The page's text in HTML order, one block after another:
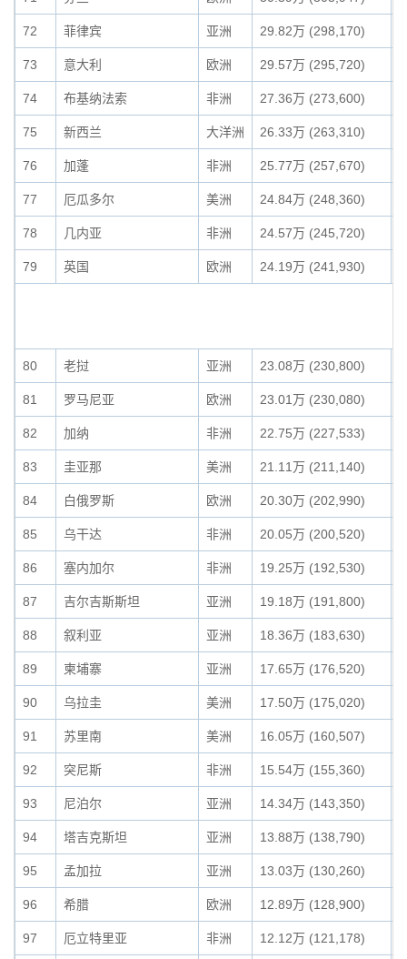
72 菲律宾 亚洲 29.82万 (298,170)
73 意大利 欧洲 29.57万 (295,720)
74 布基纳法索 非洲 27.36万 (273,600)
75 新西兰 大洋洲 26.33万 (263,310)
76 加蓬 非洲 25.77万 (257,670)
77 厄瓜多尔 美洲 24.84万 (248,360)
78 几内亚 非洲 24.57万 (245,720)
79 英国 欧洲 24.19万 (241,930)
80 老挝 亚洲 23.08万 (230,800)
81 罗马尼亚 欧洲 23.01万 (230,080)
82 加纳 非洲 22.75万 (227,533)
83 圭亚那 美洲 21.11万 (211,140)
84 白俄罗斯 欧洲 20.30万 (202,990)
85 乌干达 非洲 20.05万 (200,520)
86 塞内加尔 非洲 19.25万 (192,530)
87 吉尔吉斯斯坦 亚洲 19.18万 (191,800)
88 叙利亚 亚洲 18.36万 (183,630)
89 柬埔寨 亚洲 17.65万 (176,520)
90 乌拉圭 美洲 17.50万 (175,020)
91 苏里南 美洲 16.05万 (160,507)
92 突尼斯 非洲 15.54万 (155,360)
93 尼泊尔 亚洲 14.34万 (143,350)
94 塔吉克斯坦 亚洲 13.88万 (138,790)
95 孟加拉 亚洲 13.03万 (130,260)
96 希腊 欧洲 12.89万 (128,900)
97 厄立特里亚 非洲 12.12万 (121,178)